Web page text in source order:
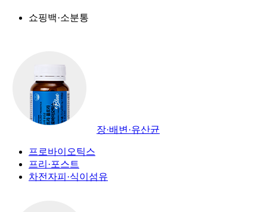
쇼핑백·소분통
장·배변·유산균
프로바이오틱스
프리·포스트
차전자피·식이섬유